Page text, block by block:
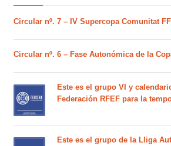
Circular nº. 7 – IV Supercopa Comunitat
Circular nº. 6 – Fase Autonómica de la
Este es el grupo VI y
Federación RFEF para la
Este es el grupo de la Lliga